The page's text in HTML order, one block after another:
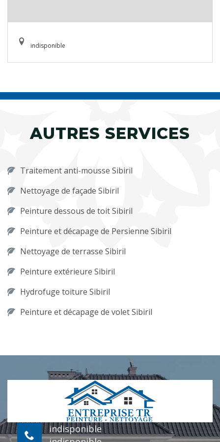
indisponible
AUTRES SERVICES
Traitement anti-mousse Sibiril
Nettoyage de façade Sibiril
Peinture dessous de toit Sibiril
Peinture et décapage de Persienne Sibiril
Nettoyage de terrasse Sibiril
Peinture extérieure Sibiril
Hydrofuge toiture Sibiril
Peinture et décapage de volet Sibiril
indisponible